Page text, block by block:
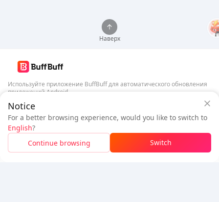
К оплате
Детали цены
$1.03
Войдите , чтобыполучить 50 баллов (0.50 USD)+1 баллов (0.01
USD)
Пополнить
Notice
For a better browsing experience, would you like to switch to
English?
Continue browsing
Switch
Наверх
Используйте приложение BuffBuff для автоматического обновления
приложений Android
Скачать BuffBuff
Подписаться